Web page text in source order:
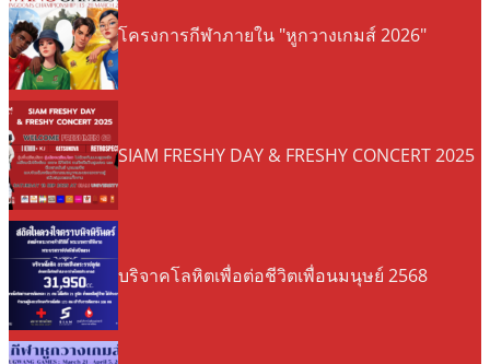
ก
า
ร
โครงการกีฬาภายใน "หูกวางเกมส์ 2026"
SIAM FRESHY DAY & FRESHY CONCERT 2025
บริจาคโลหิตเพื่อต่อชีวิตเพื่อนมนุษย์ 2568